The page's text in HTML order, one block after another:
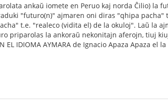
ankaŭ iomete en Peruo kaj norda Ĉilio) la
"futuro(n)" ajmaren oni diras "qhipa pacha"
t.e. "realeco (vidita el) de la okuloj". Laŭ la
priparolas la ankoraŭ nekonitajn aferojn, tiuj
EL IDIOMA AYMARA de Ignacio Apaza Apaza